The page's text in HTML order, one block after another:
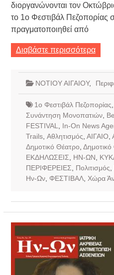
διοργανώνονται τον
το 1ο Φεστιβάλ Πεζοπορίας
πραγματοποιηθεί από
Διαβάστε περισσότερα
ΝΟΤΙΟΥ ΑΙΓΑΙΟΥ,
1ο Φεστιβάλ Πεζοπορίας
Συνάντηση Μονοπατιών,
FESTIVAL
In-On News
Trails, Αθλητισμός ΑΙΓΑΙΟ
Δημοτικό Θέατρο
ΕΚΔΗΛΩΣΕΙΣ
ΗΝ-ΩΝ
ΠΕΡΙΦΕΡΕΙΕΣ
Πολιτισμός
Ην-Ων, ΦΕΣΤΙΒΑΛ, Χώρα